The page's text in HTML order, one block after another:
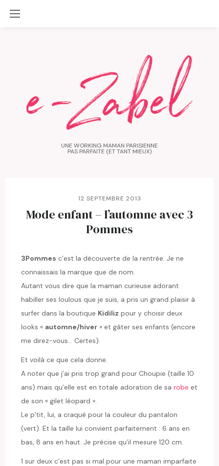
UNE WORKING MAMAN PARISIENNE
PAS PARFAITE (ET TANT MIEUX)
12 SEPTEMBRE 2013
Mode enfant – l’automne avec 3
Pommes
3Pommes c’est la découverte de la rentrée. Je ne
connaissais la marque que de nom.
Autant vous dire que la maman curieuse adorant
habiller ses loulous que je suis, a pris un grand plaisir à
surfer dans la boutique Kidiliz pour y choisir deux
looks « automne/hiver » et gâter ses enfants (encore
me direz-vous… Certes).
Et voilà ce que cela donne.
A noter que j’ai pris trop grand pour Choupie (taille 10
ans) mais qu’elle est en totale adoration de sarobe et
de son « gilet léopard ».
Le p’tit, lui, a craqué pour la couleur du pantalon
(vert). Et la taille lui convient parfaitement : 6 ans en
bas, 8 ans en haut. Je précise qu’il mesure 120 cm.
1 sur deux c’est pas si mal pour une maman imparfaite